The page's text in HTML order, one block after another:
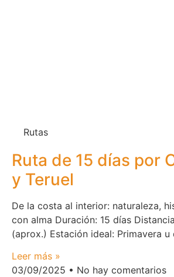
Rutas
Ruta de 15 días por
y Teruel
De la costa al interior: naturaleza,
con alma Duración: 15 días
(aprox.) Estación ideal: Primavera
Leer más »
03/09/2025
No hay comentarios